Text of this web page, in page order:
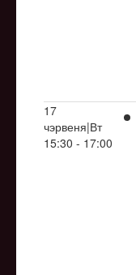
17
чэрвеня|Вт
15:30 - 17:00